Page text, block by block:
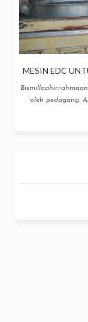
MESIN EDC
oleh pedagang.